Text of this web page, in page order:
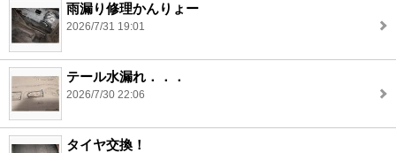
雨漏り修理かんりょー
2026/7/31 19:01
テール水漏れ．．．
2026/7/30 22:06
タイヤ交換！